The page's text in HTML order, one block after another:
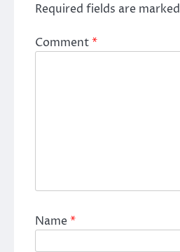
Required fields are marked
Comment*
Name*